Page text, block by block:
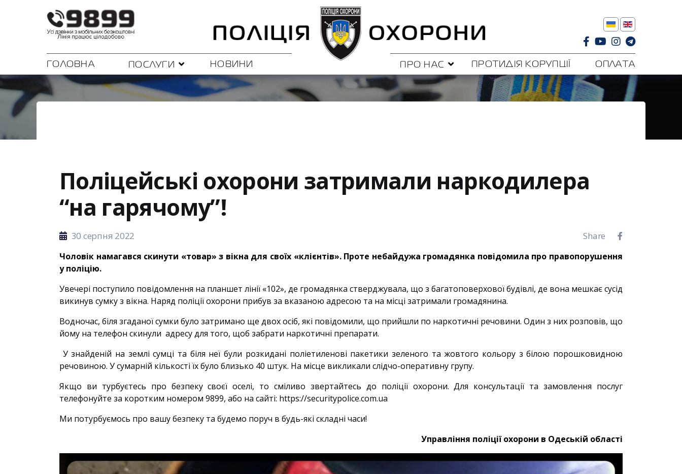
ГОЛОВНА ПОСЛУГИ НОВИНИ ПРО НАС ПРОТИДІЯ КОРУПЦІЇ ОПЛАТА
Поліцейські охорони затримали наркодилера
“на гарячому”!
30 серпня 2022 Share
Чоловік намагався скинути «товар» з вікна для своїх «клієнтів». Проте небайдужа громадянка повідомила про правопорушення
у поліцію.
Увечері поступило повідомлення на планшет лінії «102», де громадянка стверджувала, що з багатоповерхової будівлі, де вона мешкає сусід
викинув сумку з вікна. Наряд поліції охорони прибув за вказаною адресою та на місці затримали громадянина.
Водночас, біля згаданої сумки було затримано ще двох осіб, які повідомили, що прийшли по наркотичні речовини. Один з них розповів, що
йому на телефон скинули адресу для того, щоб забрати наркотичні препарати.
У знайденій на землі сумці та біля неї були розкидані поліетиленові пакетики зеленого та жовтого кольору з білою порошковидною
речовиною. У сумарній кількості їх було близько 40 штук. На місце викликали слідчо-оперативну групу.
Якщо ви турбуєтесь про безпеку своєї оселі, то сміливо звертайтесь до поліції охорони. Для консультації та замовлення послуг
телефонуйте за коротким номером 9899, або на сайті: https://securitypolice.com.ua
Ми потурбуємось про вашу безпеку та будемо поруч в будь-які складні часи!
Управління поліції охорони в Одеській області